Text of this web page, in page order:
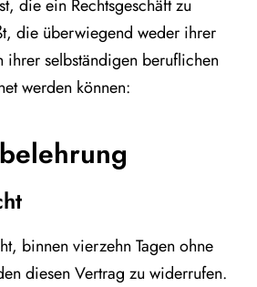
die ein Rechtsgeschäft zu
die überwiegend weder ihrer
selbständigen beruflichen
werden können:
binnen vierzehn Tagen ohne
diesen Vertrag zu widerrufen.